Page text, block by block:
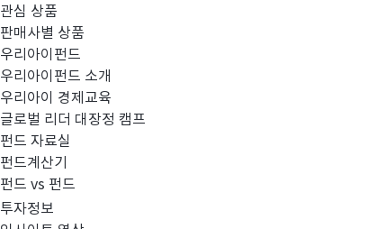
관심 상품
판매사별 상품
우리아이펀드
우리아이펀드 소개
우리아이 경제교육
글로벌 리더 대장정 캠프
펀드 자료실
펀드계산기
펀드 vs 펀드
투자정보
고난도금융투자상품